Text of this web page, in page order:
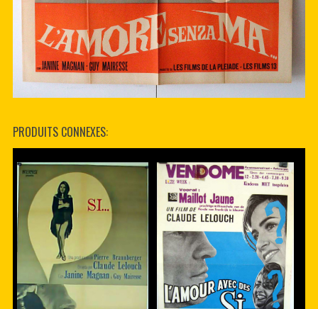
PRODUITS CONNEXES: